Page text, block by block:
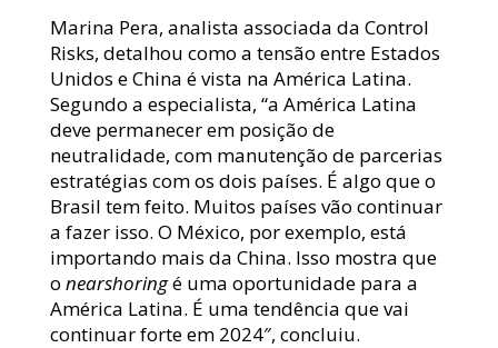
Marina Pera, analista associada da Control
Risks, detalhou como a tensão entre Estados
Unidos e China é vista na América Latina.
Segundo a especialista, “a América Latina
deve permanecer em posição de
neutralidade, com manutenção de parcerias
estratégias com os dois países. É algo que o
Brasil tem feito. Muitos países vão continuar
a fazer isso. O México, por exemplo, está
importando mais da China. Isso mostra que
o nearshoringé uma oportunidade para a
América Latina. É uma tendência que vai
continuar forte em 2024″, concluiu.